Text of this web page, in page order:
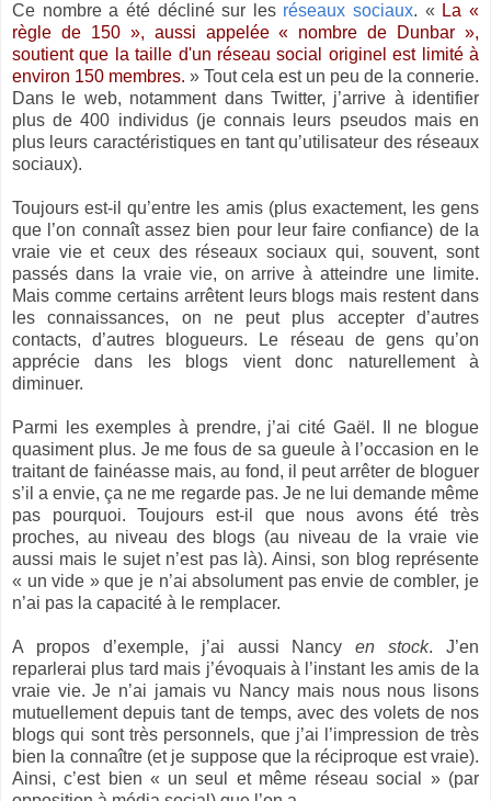
Ce nombre a été décliné sur les réseaux sociaux. « La «
règle de 150 », aussi appelée « nombre de Dunbar »,
soutient que la taille d'un réseau social originel est limité à
environ 150 membres. » Tout cela est un peu de la connerie.
Dans le web, notamment dans Twitter, j’arrive à identifier
plus de 400 individus (je connais leurs pseudos mais en
plus leurs caractéristiques en tant qu’utilisateur des réseaux
sociaux).
Toujours est-il qu’entre les amis (plus exactement, les gens
que l’on connaît assez bien pour leur faire confiance) de la
vraie vie et ceux des réseaux sociaux qui, souvent, sont
passés dans la vraie vie, on arrive à atteindre une limite.
Mais comme certains arrêtent leurs blogs mais restent dans
les connaissances, on ne peut plus accepter d’autres
contacts, d’autres blogueurs. Le réseau de gens qu’on
apprécie dans les blogs vient donc naturellement à
diminuer.
Parmi les exemples à prendre, j’ai cité Gaël. Il ne blogue
quasiment plus. Je me fous de sa gueule à l’occasion en le
traitant de fainéasse mais, au fond, il peut arrêter de bloguer
s’il a envie, ça ne me regarde pas. Je ne lui demande même
pas pourquoi. Toujours est-il que nous avons été très
proches, au niveau des blogs (au niveau de la vraie vie
aussi mais le sujet n’est pas là). Ainsi, son blog représente
« un vide » que je n’ai absolument pas envie de combler, je
n’ai pas la capacité à le remplacer.
A propos d’exemple, j’ai aussi Nancyen stock. J’en
reparlerai plus tard mais j’évoquais à l’instant les amis de la
vraie vie. Je n’ai jamais vu Nancy mais nous nous lisons
mutuellement depuis tant de temps, avec des volets de nos
blogs qui sont très personnels, que j’ai l’impression de très
bien la connaître (et je suppose que la réciproque est vraie).
Ainsi, c’est bien « un seul et même réseau social » (par